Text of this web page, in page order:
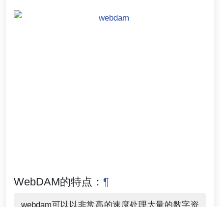
WebDAM的特点： ¶
webdam可以以非常高的速度处理大量的数字资